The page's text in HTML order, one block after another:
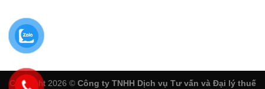
Copyright 2026 © Công ty TNHH Dịch vụ Tư vấn và Đại lý thuế